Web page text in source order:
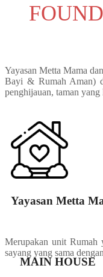
Yayasan Metta Mama
Bayi & Rumah Aman)
penghijauan, taman
Yayasan Metta
Merupakan unit Rumah
sayang yang sama
MAIN HOUSE